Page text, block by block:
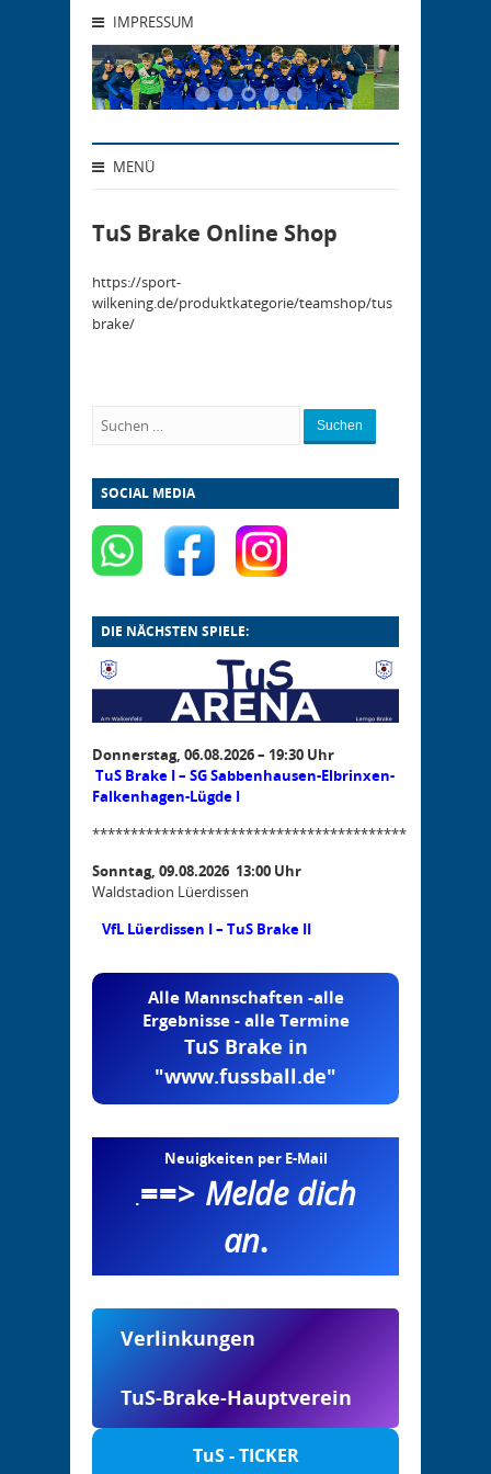
IMPRESSUM
MENÜ
TuS Brake Online Shop
https://sport-
wilkening.de/produktkategorie/teamshop/tus
brake/
Suchen
SOCIAL MEDIA
DIE NÄCHSTEN SPIELE:
Donnerstag, 06.08.2026 – 19:30 Uhr
TuS Brake I – SG Sabbenhausen-Elbrinxen-
Falkenhagen-Lügde I
*****************************************
Sonntag, 09.08.2026 13:00 Uhr
Waldstadion Lüerdissen
VfL Lüerdissen I – TuS Brake II
Alle Mannschaften -alle
Ergebnisse - alle Termine
TuS Brake in
"www.fussball.de"
Neuigkeiten per E-Mail
.==> Melde dich
an.
Verlinkungen
TuS-Brake-Hauptverein
TuS - TICKER